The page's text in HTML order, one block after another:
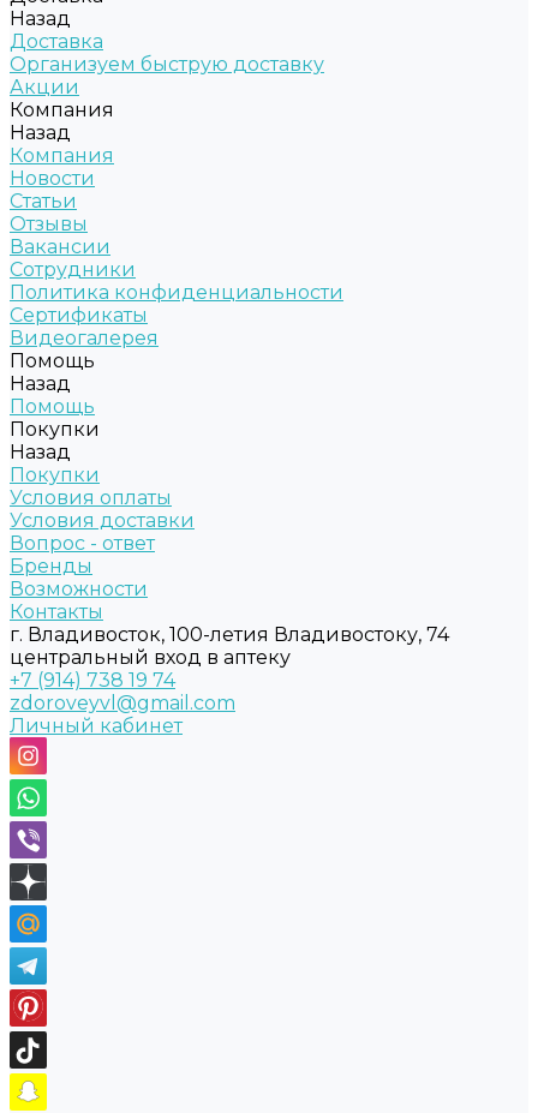
Назад
Доставка
Организуем быструю доставку
Акции
Компания
Назад
Компания
Новости
Статьи
Отзывы
Вакансии
Сотрудники
Политика конфиденциальности
Сертификаты
Видеогалерея
Помощь
Назад
Помощь
Покупки
Назад
Покупки
Условия оплаты
Условия доставки
Вопрос - ответ
Бренды
Возможности
Контакты
г. Владивосток, 100-летия Владивостоку, 74
центральный вход в аптеку
+7 (914) 738 19 74
zdoroveyvl@gmail.com
Личный кабинет